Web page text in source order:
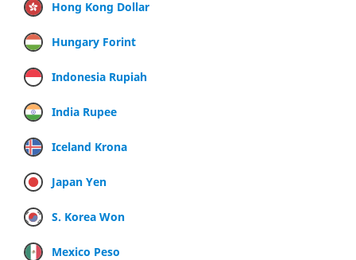
Hong Kong Dollar
Hungary Forint
Indonesia Rupiah
India Rupee
Iceland Krona
Japan Yen
S. Korea Won
Mexico Peso